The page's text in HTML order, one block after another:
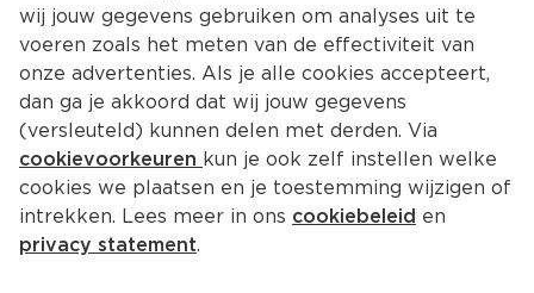
BIO+ Pompoenpitten
Zak 500 g  (kilo €12.78)
wij jouw gegevens gebruiken om analyses uit te
voeren zoals het meten van de effectiviteit van
onze advertenties. Als je alle cookies accepteert,
dan ga je akkoord dat wij jouw gegevens
(versleuteld) kunnen delen met derden. Via
cookievoorkeuren kun je ook zelf instellen welke
cookies we plaatsen en je toestemming wijzigen of
intrekken. Lees meer in ons cookiebeleid en
privacy statement.